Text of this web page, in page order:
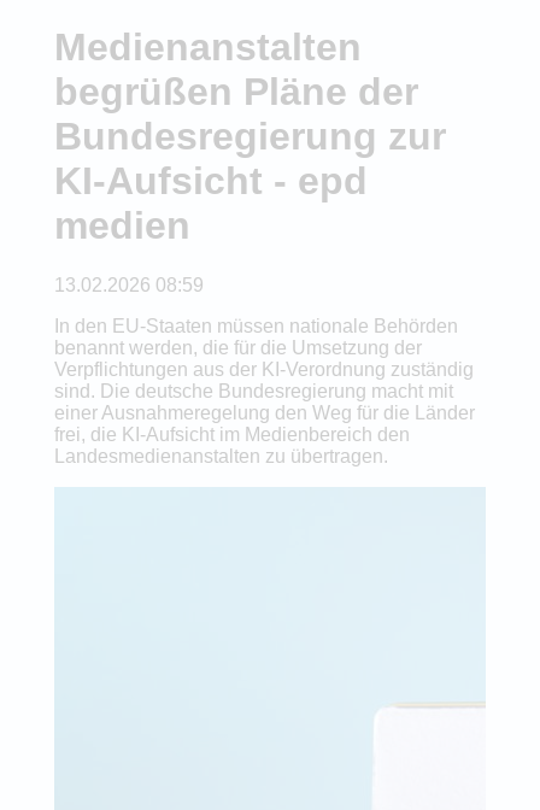
Medienanstalten
begrüßen Pläne der
Bundesregierung zur
KI-Aufsicht - epd
medien
13.02.2026 08:59
In den EU-Staaten müssen nationale Behörden
benannt werden, die für die Umsetzung der
Verpflichtungen aus der KI-Verordnung zuständig
sind. Die deutsche Bundesregierung macht mit
einer Ausnahmeregelung den Weg für die Länder
frei, die KI-Aufsicht im Medienbereich den
Landesmedienanstalten zu übertragen.